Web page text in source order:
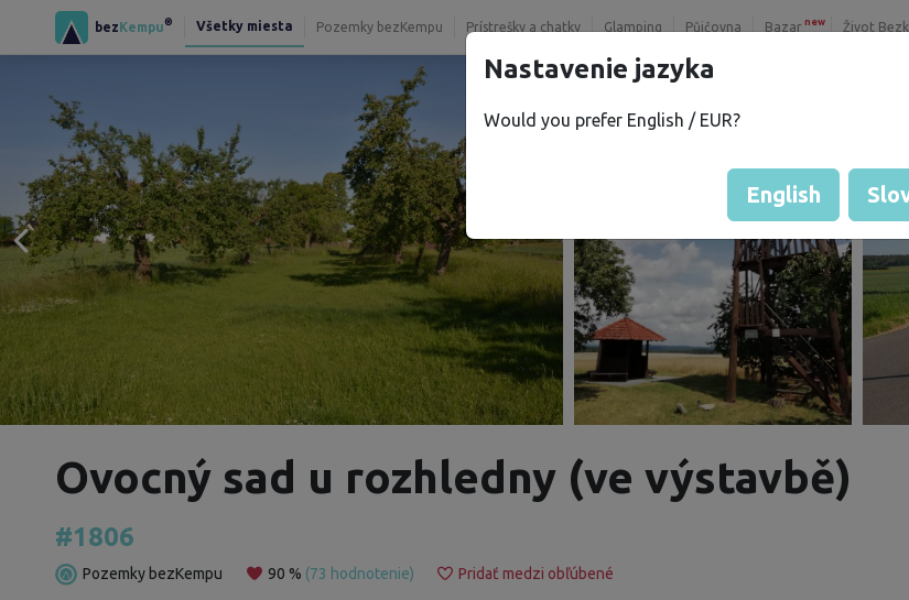
bezKempu® Všetky miesta Pozemky bezKempu Prístrešky a chatky Glamping Půjčovna Bazar new Život
Ovocný sad u rozhledny (ve výstavbě)
#1806
Pozemky bezKempu 90 % (73 hodnotenie) Pridať medzi obľúbené
Nastavenie jazyka
Would you prefer English / EUR?
English